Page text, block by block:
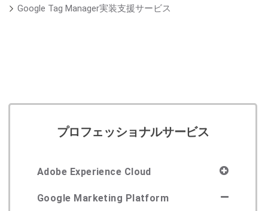
Google Tag Manager実装支援サービス
プロフェッショナルサービス
Adobe Experience Cloud
Google Marketing Platform